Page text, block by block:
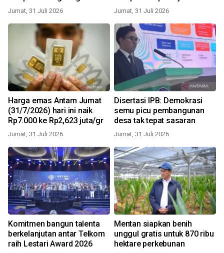
Padang
Jumat, 31 Juli 2026 Jumat, 31 Juli 2026
Harga emas Antam Jumat
(31/7/2026) hari ini naik
Rp7.000 ke Rp2,623 juta/gr
Jumat, 31 Juli 2026
Disertasi IPB: Demokrasi
semu picu pembangunan
desa tak tepat sasaran
Jumat, 31 Juli 2026
Komitmen bangun talenta
berkelanjutan antar Telkom
raih Lestari Award 2026
Mentan siapkan benih
unggul gratis untuk 870 ribu
hektare perkebunan